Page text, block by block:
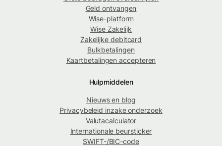
Geld ontvangen
Wise-platform
Wise Zakelijk
Zakelijke debitcard
Bulkbetalingen
Kaartbetalingen accepteren
Hulpmiddelen
Nieuws en blog
Privacybeleid inzake onderzoek
Valutacalculator
Internationale beursticker
SWIFT-/BIC-code